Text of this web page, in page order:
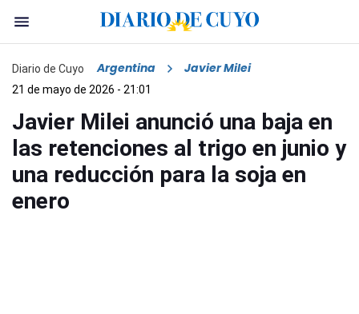
Diario de Cuyo Argentina Javier Milei
21 de mayo de 2026 - 21:01
Javier Milei anunció una baja en
las retenciones al trigo en junio y
una reducción para la soja en
enero